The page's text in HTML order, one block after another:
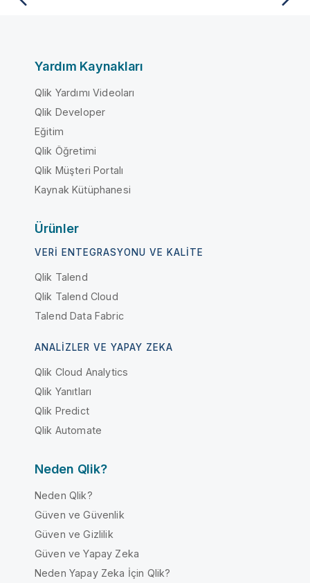
Yardım Kaynakları
Qlik Yardımı Videoları
Qlik Developer
Eğitim
Qlik Öğretimi
Qlik Müşteri Portalı
Kaynak Kütüphanesi
Ürünler
VERI ENTEGRASYONU VE KALITE
Qlik Talend
Qlik Talend Cloud
Talend Data Fabric
ANALIZLER VE YAPAY ZEKA
Qlik Cloud Analytics
Qlik Yanıtları
Qlik Predict
Qlik Automate
Neden Qlik?
Neden Qlik?
Güven ve Güvenlik
Güven ve Gizlilik
Güven ve Yapay Zeka
Neden Yapay Zeka İçin Qlik?